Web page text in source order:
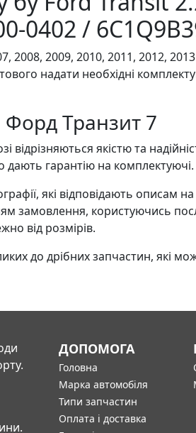
0402 /
2009, 2010, 2011, 2012,
надати необхідні
Форд Транзит 7
якістю та
гарантію на комплектуючі.
які відповідають описам
замовлення, користуючись
від розмірів.
до дрібних запчастин, які
ДОПОМОГА
Головна
Марка автомобіля
Типи запчастин
Оплата і доставка